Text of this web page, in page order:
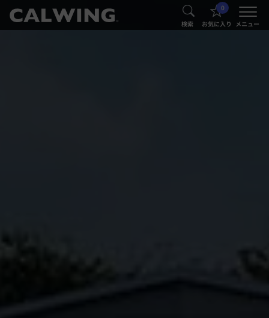
® 検索
0
お気に入り メニュー
®